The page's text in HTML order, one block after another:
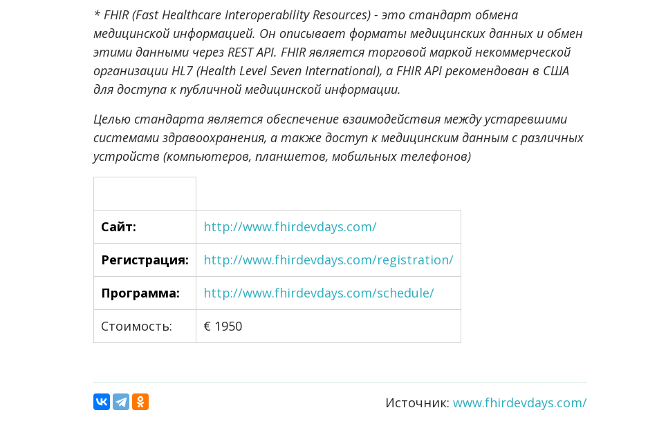
* FHIR (Fast Healthcare Interoperability Resources) - это стандарт обмена
медицинской информацией. Он описывает форматы медицинских данных и обмен
этими данными через REST API. FHIR является торговой маркой некоммерческой
организации HL7 (Health Level Seven International), а FHIR API рекомендован в США
для доступа к публичной медицинской информации.
Целью стандарта является обеспечение взаимодействия между устаревшими
системами здравоохранения, а также доступ к медицинским данным с различных
устройств (компьютеров, планшетов, мобильных телефонов)
Сайт:
http://www.fhirdevdays.com/
Регистрация:
http://www.fhirdevdays.com/registration/
Программа:
http://www.fhirdevdays.com/schedule/
Стоимость:
€ 1950
Источник: www.fhirdevdays.com/